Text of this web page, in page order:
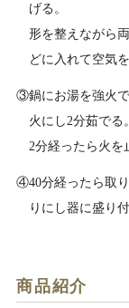
げる。
形を整えながら
どに入れて空気
③鍋にお湯を強火
火にし2分茹でる。
2分経ったら火を
④40分経ったら取
りにし器に盛り付
商品紹介